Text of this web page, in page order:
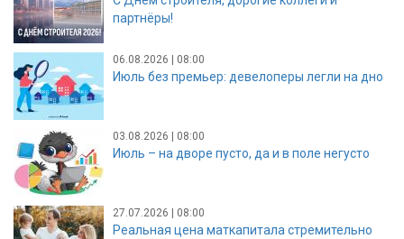
партнёры!
06.08.2026 | 08:00
Июль без премьер: девелоперы легли на дно
03.08.2026 | 08:00
Июль – на дворе пусто, да и в поле негусто
27.07.2026 | 08:00
Реальная цена маткапитала стремительно